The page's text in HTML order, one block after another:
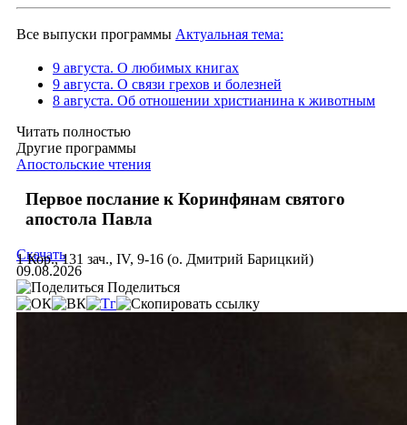
Все выпуски программы Актуальная тема:
9 августа. О любимых книгах
9 августа. О связи грехов и болезней
8 августа. Об отношении христианина к животным
Читать полностью
Другие программы
Апостольские чтения
Первое послание к Коринфянам святого
апостола Павла
1 Кор., 131 зач., IV, 9-16 (о. Дмитрий Барицкий)
Скачать
09.08.2026
Поделиться